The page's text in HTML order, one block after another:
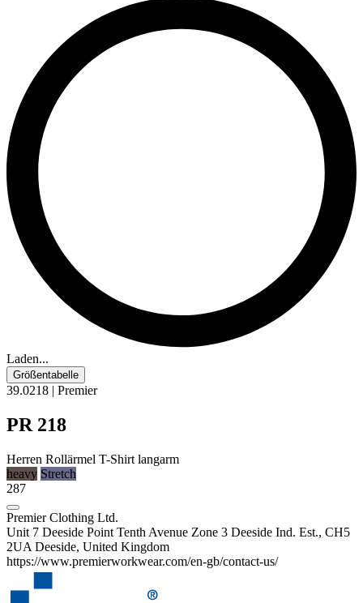
Laden...
Größentabelle
39.0218 | Premier
PR 218
Herren Rollärmel T-Shirt langarm
heavy Stretch
287
Premier Clothing Ltd.
Unit 7 Deeside Point Tenth Avenue Zone 3 Deeside Ind. Est., CH5
2UA Deeside, United Kingdom
https://www.premierworkwear.com/en-gb/contact-us/